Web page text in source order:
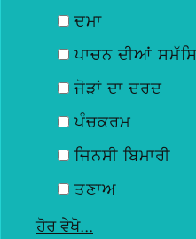
ਦਮਾ
ਪਾਚਨ ਦੀਆਂ
ਜੋੜਾਂ ਦਾ ਦਰਦ
ਪੰਚਕਰਮ
ਜਿਨਸੀ ਬਿਮਾਰੀ
ਤਣਾਅ
ਹੋਰ ਵੇਖੋ...